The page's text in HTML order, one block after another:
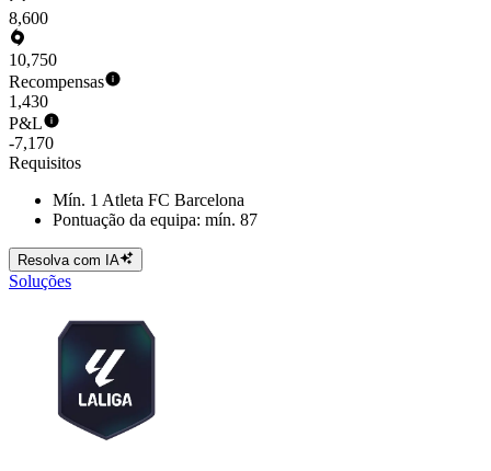
8,600
10,750
Recompensas
1,430
P&L
-7,170
Requisitos
Mín. 1 Atleta FC Barcelona
Pontuação da equipa: mín. 87
Resolva com IA
Soluções